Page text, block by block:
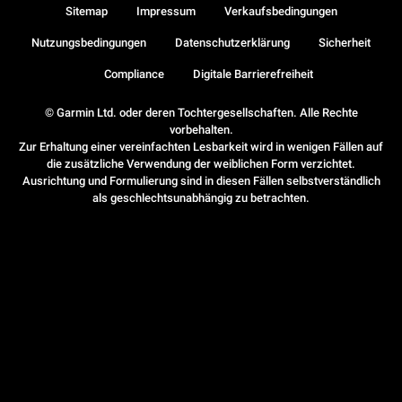
© Garmin Ltd. oder deren Tochtergesellschaften. Alle Rechte
vorbehalten.
Zur Erhaltung einer vereinfachten Lesbarkeit wird in wenigen Fällen auf
die zusätzliche Verwendung der weiblichen Form verzichtet.
Ausrichtung und Formulierung sind in diesen Fällen selbstverständlich
als geschlechtsunabhängig zu betrachten.
Sitemap Impressum Verkaufsbedingungen
Nutzungsbedingungen Datenschutzerklärung Sicherheit
Compliance Digitale Barrierefreiheit